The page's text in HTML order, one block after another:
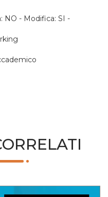
NO - Modifica: SI -